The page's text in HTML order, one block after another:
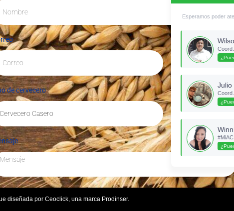
Celular
de cervecero Ubicación
diseñada por Ceoclick, una marca Prodinser.
Esperamos poder
Julio